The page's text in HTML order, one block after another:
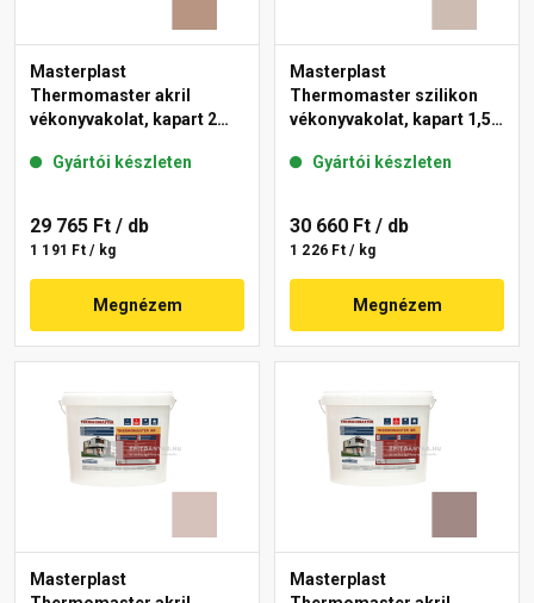
Masterplast
Thermomaster akril
vékonyvakolat, kapart 2
Gyártói készleten
29 765 Ft / db
1 191 Ft / kg
Megnézem
Masterplast
Thermomaster szilikon
vékonyvakolat, kapart 1,5
Gyártói készleten
30 660 Ft / db
1 226 Ft / kg
Megnézem
Masterplast
Masterplast